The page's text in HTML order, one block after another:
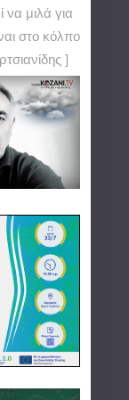
να μιλά για
στο κόλπο
]